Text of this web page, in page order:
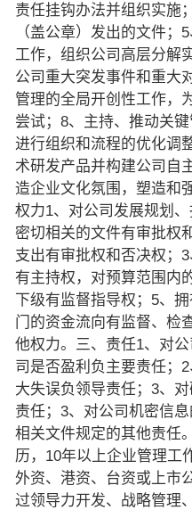
责任挂钩办法并组织实施
（盖公章）发出的文件；
工作，组织公司高层分解
公司重大突发事件和重大
管理的全局开创性工作，
尝试；8、主持、推动关
进行组织和流程的优化调
术研发产品并构建公司自
造企业文化氛围，塑造和
权力1、对公司发展规划
密切相关的文件有审批权
支出有审批权和否决权；
有主持权，对预算范围内
下级有监督指导权；5、
门的资金流向有监督、检
他权力。三、责任1、对
司是否盈利负主要责任；
大失误负领导责任；3、
责任；3、对公司机密信
相关文件规定的其他责任
历，10年以上企业管理工
外资、港资、台资或上市
过领导力开发、战略管理